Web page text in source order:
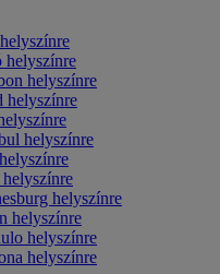
helyszínre
helyszínre
helyszínre
helyszínre
helyszínre
helyszínre
helyszínre
helyszínre